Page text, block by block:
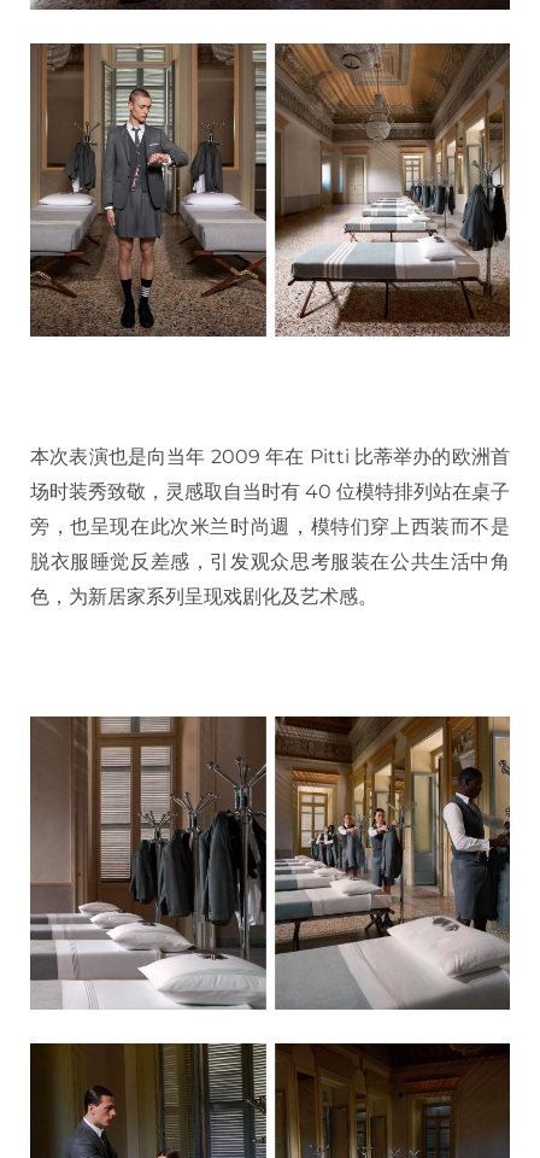
本次表演也是向当年 2009 年在 Pitti 比蒂举办的欧洲首
场时装秀致敬，灵感取自当时有 40 位模特排列站在桌子
旁，也呈现在此次米兰时尚週，模特们穿上西装而不是
脱衣服睡觉反差感，引发观众思考服装在公共生活中角
色，为新居家系列呈现戏剧化及艺术感。